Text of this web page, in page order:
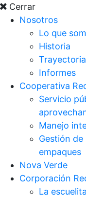
Cerrar
Nosotros
Lo que
Historia
Trayectoria
Informes
Cooperativa
Servicio
Manejo
Gestión de
empaques
Nova Verde
Corporación
La escuelita